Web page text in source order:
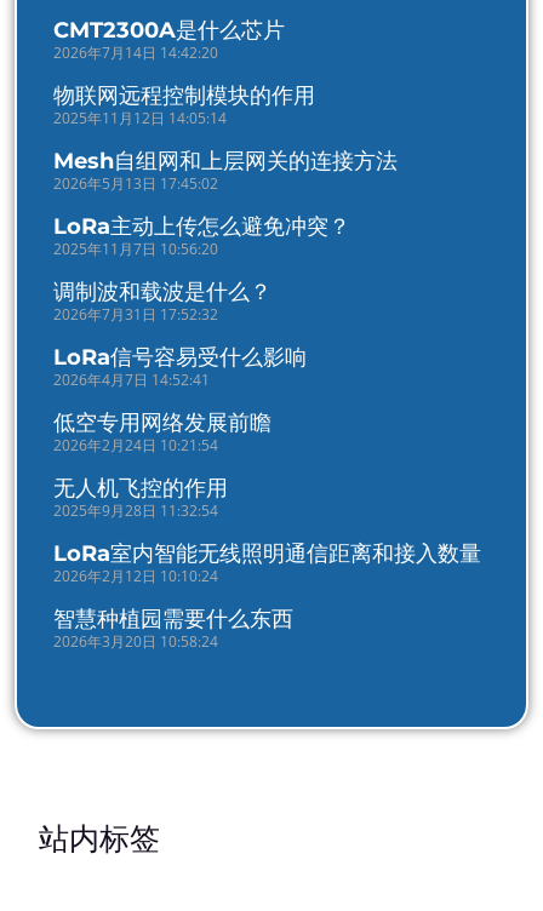
CMT2300A是什么芯片
2026年7月14日 14:42:20
物联网远程控制模块的作用
2025年11月12日 14:05:14
Mesh自组网和上层网关的连接方法
2026年5月13日 17:45:02
LoRa主动上传怎么避免冲突？
2025年11月7日 10:56:20
调制波和载波是什么？
2026年7月31日 17:52:32
LoRa信号容易受什么影响
2026年4月7日 14:52:41
低空专用网络发展前瞻
2026年2月24日 10:21:54
无人机飞控的作用
2025年9月28日 11:32:54
LoRa室内智能无线照明通信距离和接入数量
2026年2月12日 10:10:24
智慧种植园需要什么东西
2026年3月20日 10:58:24
站内标签